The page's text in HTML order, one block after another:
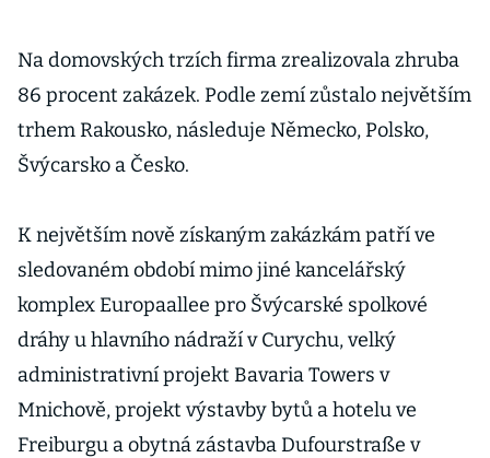
Na domovských trzích firma zrealizovala zhruba
86 procent zakázek. Podle zemí zůstalo největším
trhem Rakousko, následuje Německo, Polsko,
Švýcarsko a Česko.
K největším nově získaným zakázkám patří ve
sledovaném období mimo jiné kancelářský
komplex Europaallee pro Švýcarské spolkové
dráhy u hlavního nádraží v Curychu, velký
administrativní projekt Bavaria Towers v
Mnichově, projekt výstavby bytů a hotelu ve
Freiburgu a obytná zástavba Dufourstraße v